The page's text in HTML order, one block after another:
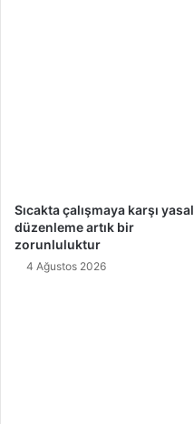
Sıcakta çalışmaya karşı yasal
düzenleme artık bir
zorunluluktur
4 Ağustos 2026